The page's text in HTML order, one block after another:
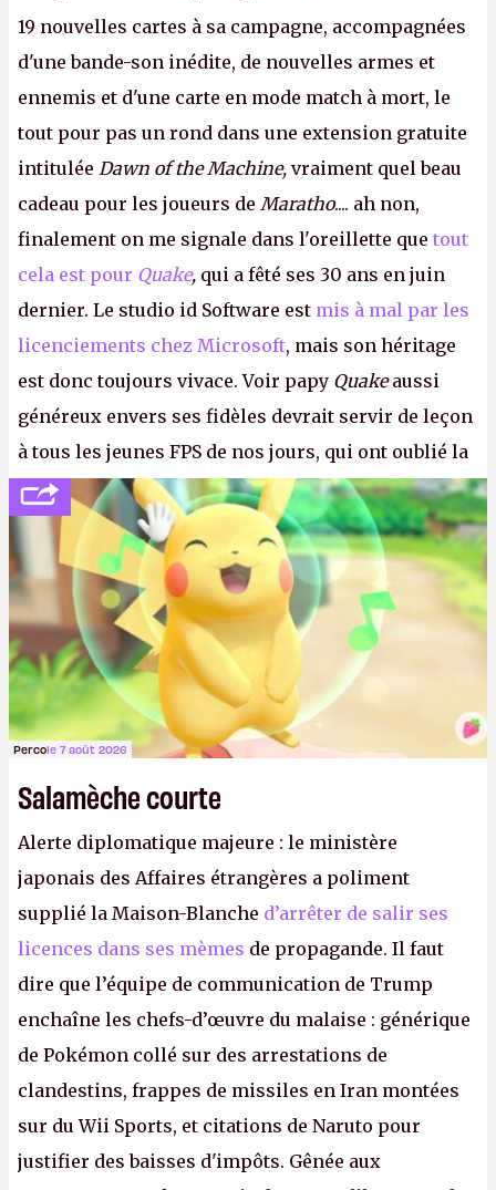
19 nouvelles cartes à sa campagne, accompagnées
d'une bande-son inédite, de nouvelles armes et
ennemis et d'une carte en mode match à mort, le
tout pour pas un rond dans une extension gratuite
intitulée Dawn of the Machine, vraiment quel beau
cadeau pour les joueurs de Maratho.... ah non,
finalement on me signale dans l'oreillette que tout
cela est pour Quake, qui a fêté ses 30 ans en juin
dernier. Le studio id Software est mis à mal par les
licenciements chez Microsoft, mais son héritage
est donc toujours vivace. Voir papy Quakeaussi
généreux envers ses fidèles devrait servir de leçon
à tous les jeunes FPS de nos jours, qui ont oublié la
politesse et le respect envers leurs joueurs et les
anciens. Il leur faudrait une bonne guerre des
consoles à ces petits cons !
Percole 7 août 2026
Salamèche courte
Alerte diplomatique majeure : le ministère
japonais des Affaires étrangères a poliment
supplié la Maison-Blanche d’arrêter de salir ses
licences dans ses mèmes de propagande. Il faut
dire que l’équipe de communication de Trump
enchaîne les chefs-d’œuvre du malaise : générique
de Pokémon collé sur des arrestations de
clandestins, frappes de missiles en Iran montées
sur du Wii Sports, et citations de Naruto pour
justifier des baisses d'impôts. Gênée aux